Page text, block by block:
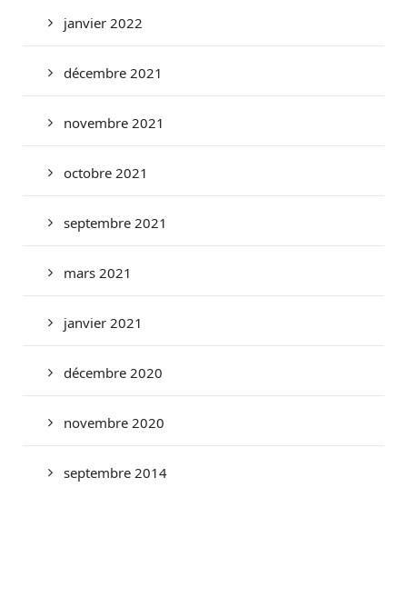
janvier 2022
décembre 2021
novembre 2021
octobre 2021
septembre 2021
mars 2021
janvier 2021
décembre 2020
novembre 2020
septembre 2014